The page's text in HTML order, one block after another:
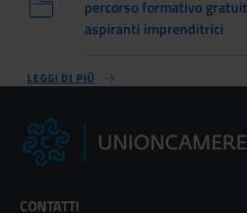
percorso formativo
aspiranti imprenditrici
LEGGI DI PIÙ
CONTATTI